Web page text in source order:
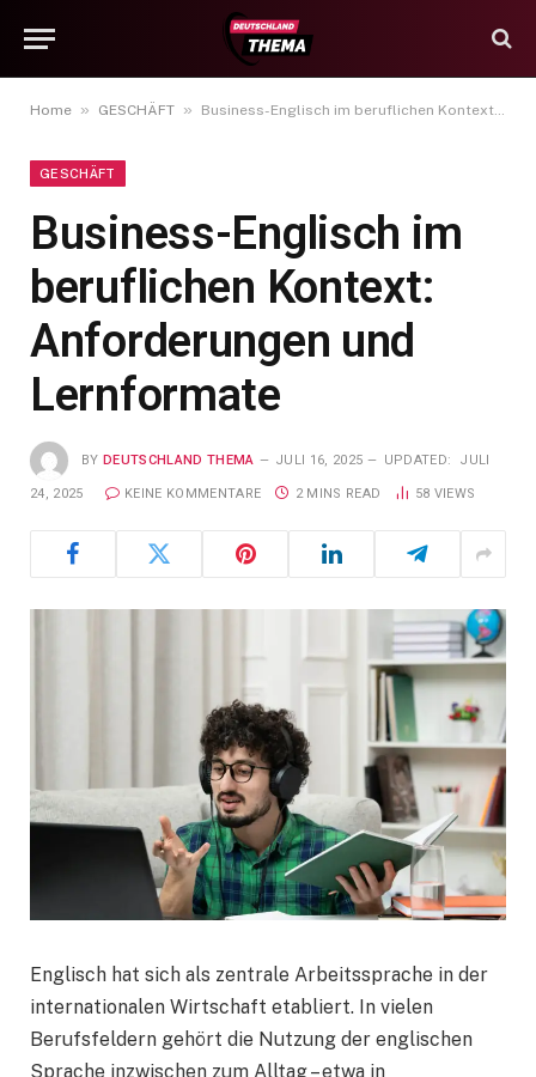
Home » GESCHÄFT » Business-Englisch im beruflichen Kontext: Anforderungen und Lernformate
GESCHÄFT
Business-Englisch im
beruflichen Kontext:
Anforderungen und
Lernformate
BY DEUTSCHLAND THEMA JULI 16, 2025 UPDATED: JULI
24, 2025 KEINE KOMMENTARE 2 MINS READ 58 VIEWS
Englisch hat sich als zentrale Arbeitssprache in der
internationalen Wirtschaft etabliert. In vielen
Berufsfeldern gehört die Nutzung der englischen
Sprache inzwischen zum Alltag – etwa in